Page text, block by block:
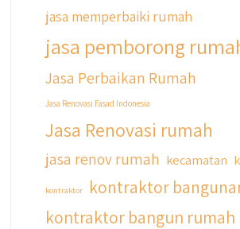
#jasadesainrumahmurah
#jasadesainrumahjakarta
#qyusipersada
jasa memperbaiki rumah
jasa pemborong
Jasa Perbaikan Rumah
Jasa Renovasi Fasad Indonesia
Jasa Renovasi rumah
jasa renov rumah kecamatan
kontraktor
kontraktor
kontraktor bangun rumah